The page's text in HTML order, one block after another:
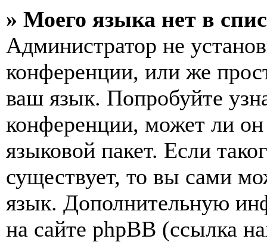
» Моего языка нет в
Администратор не
конференции, или же
ваш язык. Попробуйте
конференции, может ли
языковой пакет. Если
существует, то вы сами
язык. Дополнительную
на сайте phpBB (ссылка